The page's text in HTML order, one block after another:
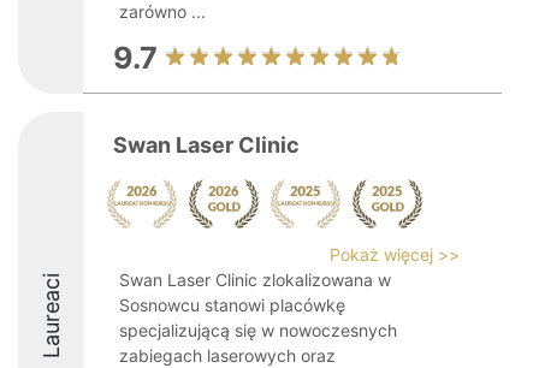
zarówno ...
9.7
Laureaci
Swan Laser Clinic
Pokaż więcej >>
Swan Laser Clinic zlokalizowana w
Sosnowcu stanowi placówkę
specjalizującą się w nowoczesnych
zabiegach laserowych oraz